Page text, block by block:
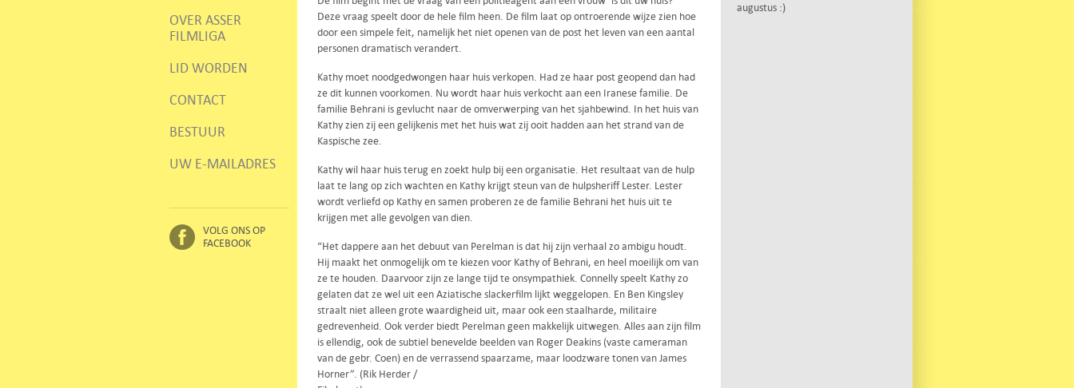
OVER ASSER
FILMLIGA
LID WORDEN
CONTACT
BESTUUR
UW E-MAILADRES
VOLG ONS OP
FACEBOOK
Deze vraag speelt door de hele film heen. De film laat op ontroerende wijze zien hoe
door een simpele feit, namelijk het niet openen van de post het leven van een aantal
personen dramatisch verandert.
Kathy moet noodgedwongen haar huis verkopen. Had ze haar post geopend dan had
ze dit kunnen voorkomen. Nu wordt haar huis verkocht aan een Iranese familie. De
familie Behrani is gevlucht naar de omverwerping van het sjahbewind. In het huis van
Kathy zien zij een gelijkenis met het huis wat zij ooit hadden aan het strand van de
Kaspische zee.
Kathy wil haar huis terug en zoekt hulp bij een organisatie. Het resultaat van de hulp
laat te lang op zich wachten en Kathy krijgt steun van de hulpsheriff Lester. Lester
wordt verliefd op Kathy en samen proberen ze de familie Behrani het huis uit te
krijgen met alle gevolgen van dien.
“Het dappere aan het debuut van Perelman is dat hij zijn verhaal zo ambigu houdt.
Hij maakt het onmogelijk om te kiezen voor Kathy of Behrani, en heel moeilijk om van
ze te houden. Daarvoor zijn ze lange tijd te onsympathiek. Connelly speelt Kathy zo
gelaten dat ze wel uit een Aziatische slackerfilm lijkt weggelopen. En Ben Kingsley
straalt niet alleen grote waardigheid uit, maar ook een staalharde, militaire
gedrevenheid. Ook verder biedt Perelman geen makkelijk uitwegen. Alles aan zijn film
is ellendig, ook de subtiel benevelde beelden van Roger Deakins (vaste cameraman
van de gebr. Coen) en de verrassend spaarzame, maar loodzware tonen van James
Horner”. (Rik Herder /
augustus :)